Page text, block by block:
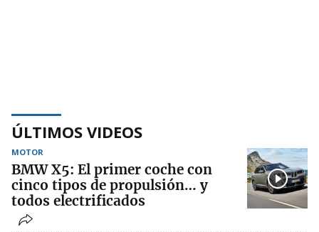
ÚLTIMOS VIDEOS
MOTOR
BMW X5: El primer coche con
cinco tipos de propulsión… y
todos electrificados